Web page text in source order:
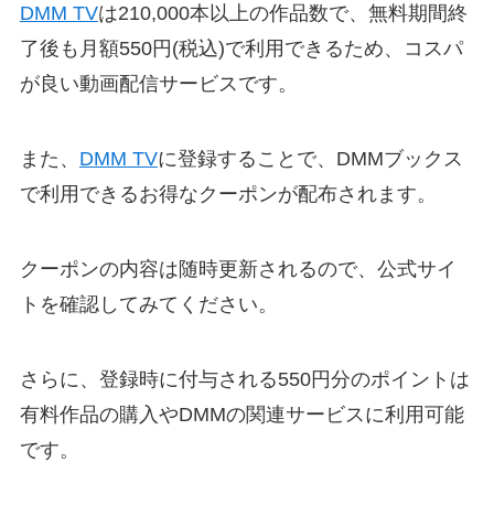
DMM TVは210,000本以上の作品数で、無料期間終
了後も月額550円(税込)で利用できるため、コスパ
が良い動画配信サービスです。
また、 DMM TVに登録することで、DMMブックス
で利用できるお得なクーポンが配布されます。
クーポンの内容は随時更新されるので、公式サイ
トを確認してみてください。
さらに、登録時に付与される550円分のポイントは
有料作品の購入やDMMの関連サービスに利用可能
です。